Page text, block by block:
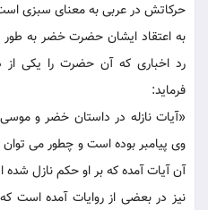
حركاتش در عربى به معناى سبزى است
به اعتقاد ايشان حضرت خضر به
رد اخبارى كه آن حضرت را يكى
فرمايد:
«آيات نازله در داستان خضر و
وى پيامبر بوده است و چطور می توان
آن آيات آمده كه بر او حكم نازل شده
نيز در بعضى از روايات آمده است